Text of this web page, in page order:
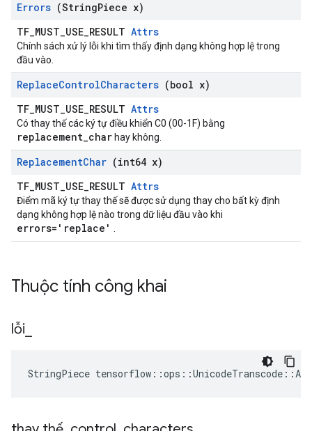
Errors (StringPiece x)
TF_MUST_USE_RESULT Attrs
Chính sách xử lý lỗi khi tìm thấy định dạng không hợp lệ trong
đầu vào.
ReplaceControlCharacters (bool x)
TF_MUST_USE_RESULT Attrs
Có thay thế các ký tự điều khiển C0 (00-1F) bằng
replacement_char hay không.
ReplacementChar (int64 x)
TF_MUST_USE_RESULT Attrs
Điểm mã ký tự thay thế sẽ được sử dụng thay cho bất kỳ định
dạng không hợp lệ nào trong dữ liệu đầu vào khi
errors='replace'
Thuộc tính công khai
lỗi
StringPiece